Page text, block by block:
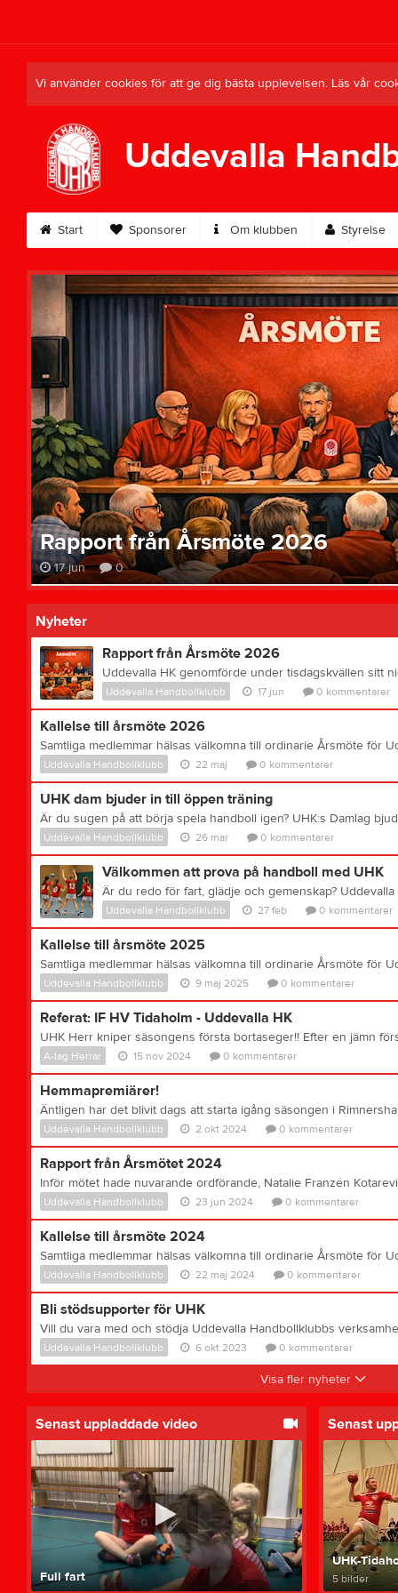
Vi använder cookies för att ge dig bästa upplevelsen. Läs vår
Uddevalla
Start Sponsorer Om klubben Styrelse
Rapport från Årsmöte 2026
17 jun 0
Nyheter
Rapport från Årsmöte 2026
Uddevalla Handbollklubb 17 jun 0 kommentarer
Kallelse till årsmöte 2026
Uddevalla Handbollklubb 22 maj 0 kommentarer
UHK dam bjuder in till öppen träning
Uddevalla Handbollklubb 26 mar 0 kommentarer
Välkommen att prova på handboll med UHK
Uddevalla Handbollklubb 27 feb 0 kommentarer
Kallelse till årsmöte 2025
Uddevalla Handbollklubb 9 maj 2025 0 kommentarer
Referat: IF HV Tidaholm - Uddevalla HK
A-lag Herrar 15 nov 2024 0 kommentarer
Hemmapremiärer!
Uddevalla Handbollklubb 2 okt 2024 0 kommentarer
Rapport från Årsmötet 2024
Uddevalla Handbollklubb 23 jun 2024 0 kommentarer
Kallelse till årsmöte 2024
Uddevalla Handbollklubb 22 maj 2024 0 kommentarer
Bli stödsupporter för UHK
Uddevalla Handbollklubb 6 okt 2023 0 kommentarer
Visa fler nyheter
Senast uppladdade video
Full fart
Senast
UHK-
5 bilder